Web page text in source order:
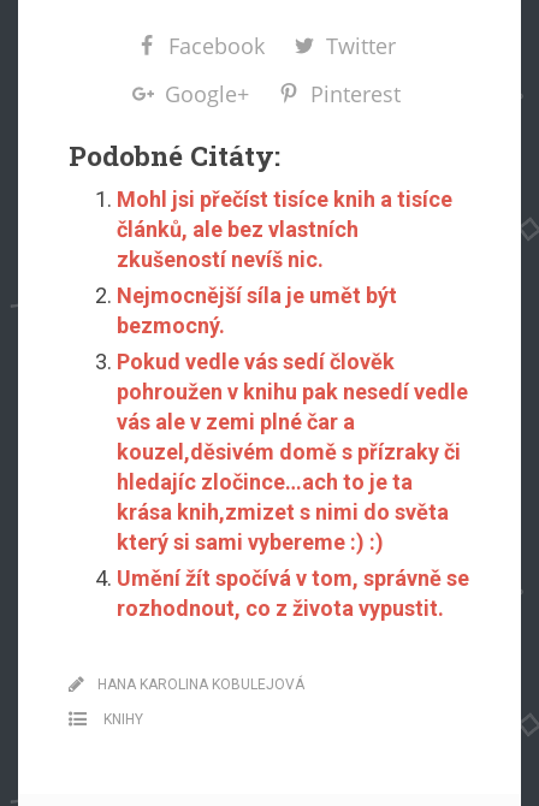
Facebook
Twitter
Google+
Pinterest
Podobné Citáty:
Mohl jsi přečíst tisíce knih a tisíce
článků, ale bez vlastních
zkušeností nevíš nic.
Nejmocnější síla je umět být
bezmocný.
Pokud vedle vás sedí člověk
pohroužen v knihu pak nesedí vedle
vás ale v zemi plné čar a
kouzel,děsivém domě s přízraky či
hledajíc zločince…ach to je ta
krása knih,zmizet s nimi do světa
který si sami vybereme :) :)
Umění žít spočívá v tom, správně se
rozhodnout, co z života vypustit.
HANA KAROLINA KOBULEJOVÁ
KNIHY